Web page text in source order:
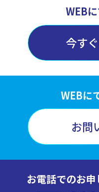
WEB
今す
WEBに
お問
お電話でのお